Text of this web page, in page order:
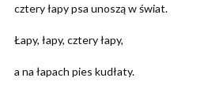
cztery łapy psa unoszą w świat.
Łapy, łapy, cztery łapy,
a na łapach pies kudłaty.